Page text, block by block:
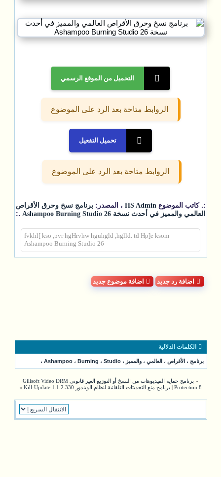
التحميل من الموقع الرسمي
الروابط متاحة بعد الرد على الموضوع
تحميل التفعيل
الروابط متاحة بعد الرد على الموضوع
:. كاتب الموضوع HS Admin ، المصدر:برنامج نسخ وحرق الأقراص
العالمي والمميز في أحدث نسخة Ashampoo Burning Studio 26
.:
fvkhl[ kso ,pvr hgHrvhw hguhgld ,hglld. td Hp]e ksom
Ashampoo Burning Studio 26
اضافة رد جديد اضافة موضوع جديد
الكلمات الدلالية
برنامج ، الأقراص ، العالمي ،والمميز ، Ashampoo، Burning ، Studio ،
«
برنامج حماية الفيديوهات من النسخ أو التوزيع الغير قانوني Gilisoft Video DRM
Protection 8
| برنامج منع التحديثات التلقائية لنظام الويندوز Kill-Update 1.1.2.330 »